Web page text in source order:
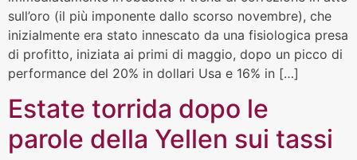
sull’oro (il più imponente dallo scorso novembre), che
inizialmente era stato innescato da una fisiologica presa
di profitto, iniziata ai primi di maggio, dopo un picco di
performance del 20% in dollari Usa e 16% in […]
Estate torrida dopo le
parole della Yellen sui tassi